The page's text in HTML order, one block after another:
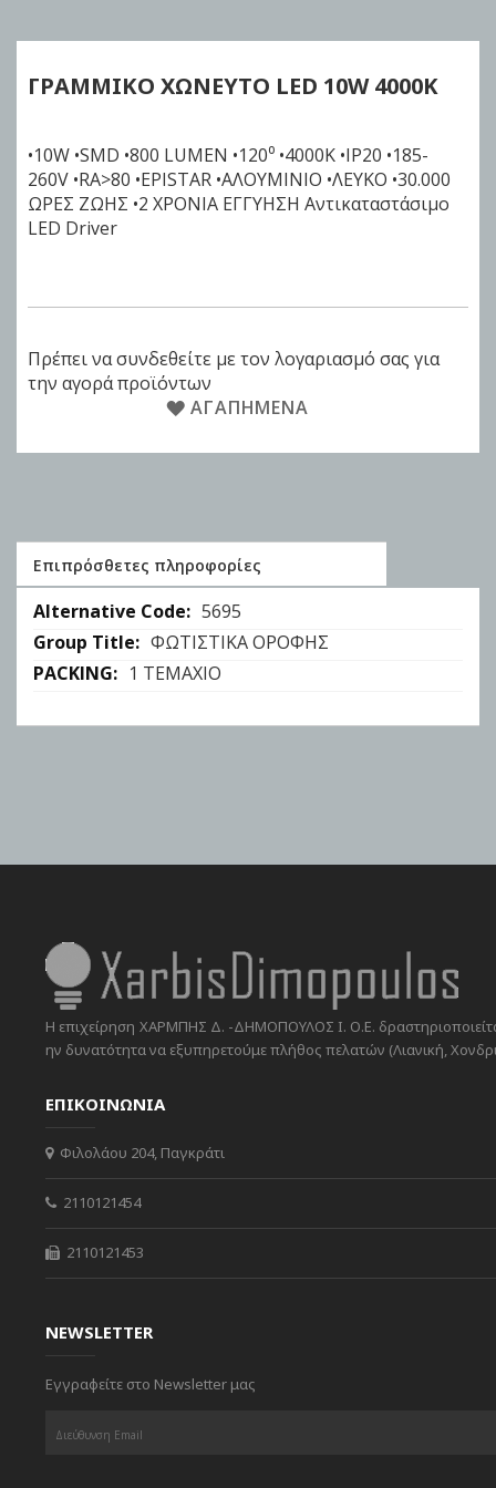
beginning
the
ΓΡΑΜΜΙΚΟ ΧΩΝΕΥΤΟ LED 10W4000K
•10W •SMD •800 LUMEN •120⁰ •4000K •IP20 •185-
260V •RA>80 •EPISTAR •ΑΛΟΥΜΙΝΙΟ •ΛΕΥΚΟ •30.000
ΩΡΕΣ ΖΩΗΣ •2 ΧΡΟΝΙΑ ΕΓΓΥΗΣΗ Αντικαταστάσιμο
LED Driver
Πρέπει να συνδεθείτε με τον λογαριασμό σας για
την αγορά προϊόντων
ΑΓΑΠΗΜΈΝΑ
Επιπρόσθετες πληροφορίες
Επιπρόσθετες
πληροφορίες
5695
ΦΩΤΙΣΤΙΚΑ ΟΡΟΦΗΣ
1 ΤΕΜΑΧΙΟ
Η επιχείρηση ΧΑΡΜΠΗΣ Δ. -ΔΗΜΟΠΟΥΛΟΣ Ι. Ο.Ε.
ην δυνατότητα να εξυπηρετούμε πλήθος πελατών (Λιανική,
ΕΠΙΚΟΙΝΩΝΙΑ
Φιλολάου 204, Παγκράτι
2110121454
2110121453
NEWSLETTER
Εγγραφείτε στο Newsletter μας